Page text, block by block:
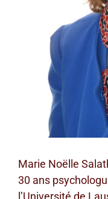
Marie Noëlle
30 ans
l’Université de